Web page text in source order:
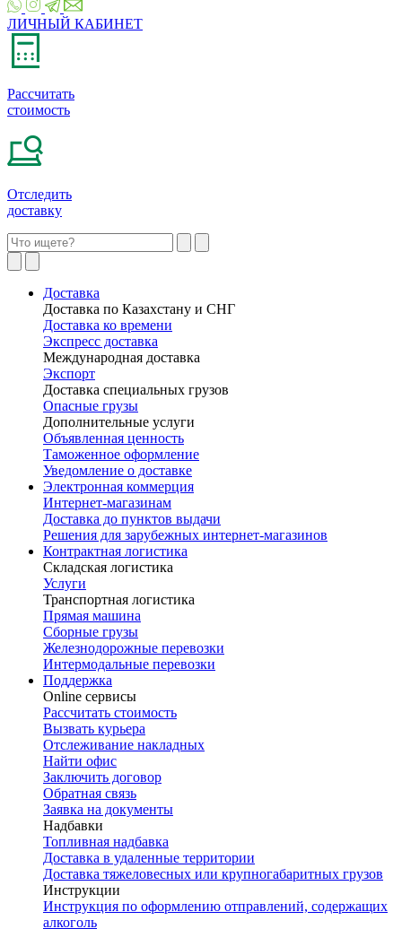
ЛИЧНЫЙ КАБИНЕТ
Рассчитать
стоимость
Отследить
доставку
Доставка
Доставка по Казахстану и СНГ
Доставка ко времени
Экспресс доставка
Международная доставка
Экспорт
Доставка специальных грузов
Опасные грузы
Дополнительные услуги
Объявленная ценность
Таможенное оформление
Уведомление о доставке
Электронная коммерция
Интернет-магазинам
Доставка до пунктов выдачи
Решения для зарубежных интернет-магазинов
Контрактная логистика
Складская логистика
Услуги
Транспортная логистика
Прямая машина
Сборные грузы
Железнодорожные перевозки
Интермодальные перевозки
Поддержка
Online сервисы
Рассчитать стоимость
Вызвать курьера
Отслеживание накладных
Найти офис
Заключить договор
Обратная связь
Заявка на документы
Надбавки
Топливная надбавка
Доставка в удаленные территории
Доставка тяжеловесных или крупногабаритных грузов
Инструкции
Инструкция по оформлению отправлений, содержащих
алкоголь